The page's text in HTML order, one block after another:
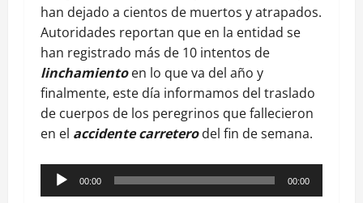
han dejado a cientos de muertos y atrapados.
Autoridades reportan que en la entidad se
han registrado más de 10 intentos de
linchamiento en lo que va del año y
finalmente, este día informamos del traslado
de cuerpos de los peregrinos que fallecieron
en el accidente carreterodel fin de semana.
Reproductor
de
00:00 00:00